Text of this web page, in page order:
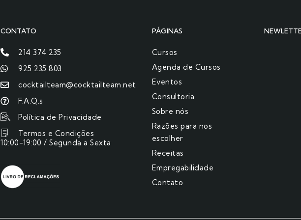
CONTATO
214 374 235
925 235 803
cocktailteam@cocktailteam.net
F.A.Q.s
Política de Privacidade
Termos e Condições
10:00-19:00 / Segunda a Sexta
PÁGINAS
Cursos
Agenda de Cursos
Eventos
Consultoria
Sobre nós
Razões para nos
escolher​
Receitas
Empregabilidade
Contato